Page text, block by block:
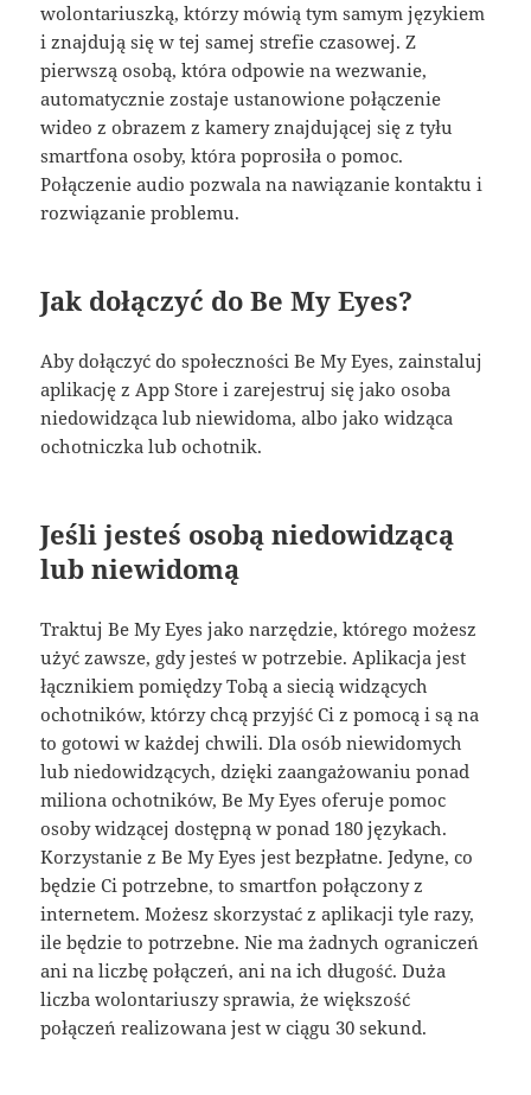
wolontariuszką, którzy mówią tym samym językiem
i znajdują się w tej samej strefie czasowej. Z
pierwszą osobą, która odpowie na wezwanie,
automatycznie zostaje ustanowione połączenie
wideo z obrazem z kamery znajdującej się z tyłu
smartfona osoby, która poprosiła o pomoc.
Połączenie audio pozwala na nawiązanie kontaktu i
rozwiązanie problemu.
Jak dołączyć do Be My Eyes?
Aby dołączyć do społeczności Be My Eyes, zainstaluj
aplikację z App Store i zarejestruj się jako osoba
niedowidząca lub niewidoma, albo jako widząca
ochotniczka lub ochotnik.
Jeśli jesteś osobą niedowidzącą
lub niewidomą
Traktuj Be My Eyes jako narzędzie, którego możesz
użyć zawsze, gdy jesteś w potrzebie. Aplikacja jest
łącznikiem pomiędzy Tobą a siecią widzących
ochotników, którzy chcą przyjść Ci z pomocą i są na
to gotowi w każdej chwili. Dla osób niewidomych
lub niedowidzących, dzięki zaangażowaniu ponad
miliona ochotników, Be My Eyes oferuje pomoc
osoby widzącej dostępną w ponad 180 językach.
Korzystanie z Be My Eyes jest bezpłatne. Jedyne, co
będzie Ci potrzebne, to smartfon połączony z
internetem. Możesz skorzystać z aplikacji tyle razy,
ile będzie to potrzebne. Nie ma żadnych ograniczeń
ani na liczbę połączeń, ani na ich długość. Duża
liczba wolontariuszy sprawia, że większość
połączeń realizowana jest w ciągu 30 sekund.